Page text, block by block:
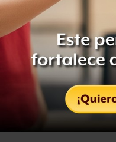
1995 – Beanie
Es una línea de
Warner , fundador de Ty
Lo que hacía especiales
de estar rellenos de
bolitas (de ahí su
sensación de